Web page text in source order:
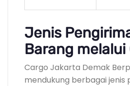
Jenis
Barang melalui
Cargo Jakarta Demak
mendukung berbagai jenis